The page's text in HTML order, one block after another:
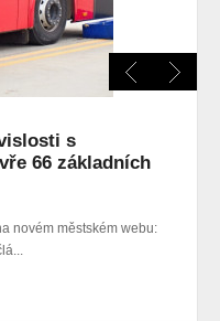
s
66 základních
novém městském webu: